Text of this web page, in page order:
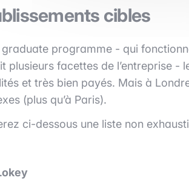
cibles
graduate programme - qui
plusieurs facettes de l’entreprise
et très bien payés. Mais à
(plus qu’à Paris).
ci-dessous une liste non